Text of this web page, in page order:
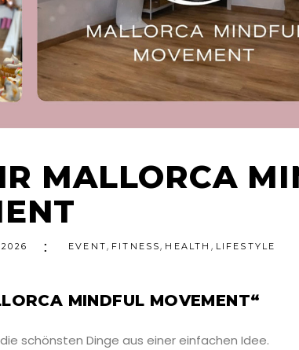
MALLORCA
EVENT, FITNESS, HEALTH , LIFESTYLE
MINDFUL MOVEMENT“
schönsten Dinge aus einer einfachen Idee.